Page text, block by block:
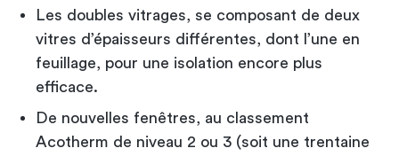
Les doubles vitrages, se composant de deux
vitres d’épaisseurs différentes, dont l’une en
feuillage, pour une isolation encore plus
efficace.
De nouvelles fenêtres, au classement
Acotherm de niveau 2 ou 3 (soit une trentaine